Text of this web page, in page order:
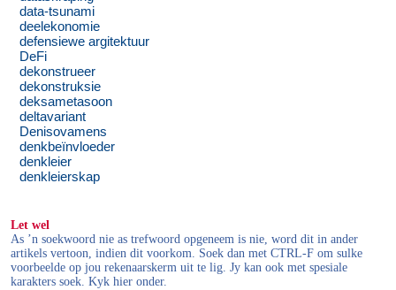
data-tsunami
deelekonomie
defensiewe argitektuur
DeFi
dekonstrueer
dekonstruksie
deksametasoon
deltavariant
Denisovamens
denkbeïnvloeder
denkleier
denkleierskap
Let wel
As ’n soekwoord nie as trefwoord opgeneem is nie, word dit in ander
artikels vertoon, indien dit voorkom. Soek dan met CTRL-F om sulke
voorbeelde op jou rekenaarskerm uit te lig. Jy kan ook met spesiale
karakters soek. Kyk hier onder.